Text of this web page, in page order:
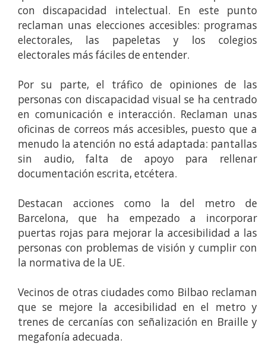
con discapacidad intelectual. En este punto
reclaman unas elecciones accesibles: programas
electorales, las papeletas y los colegios
electorales más fáciles de entender.
Por su parte, el tráfico de opiniones de las
personas con discapacidad visual se ha centrado
en comunicación e interacción. Reclaman unas
oficinas de correos más accesibles, puesto que a
menudo la atención no está adaptada: pantallas
sin audio, falta de apoyo para rellenar
documentación escrita, etcétera.
Destacan acciones como la del metro de
Barcelona, que ha empezado a incorporar
puertas rojas para mejorar la accesibilidad a las
personas con problemas de visión y cumplir con
la normativa de la UE.
Vecinos de otras ciudades como Bilbao reclaman
que se mejore la accesibilidad en el metro y
trenes de cercanías con señalización en Braille y
megafonía adecuada.